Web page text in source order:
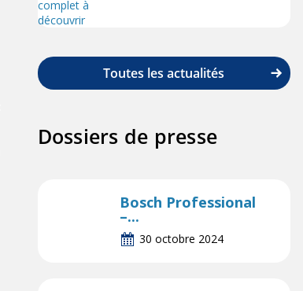
Toutes les actualités
Dossiers de presse
Bosch Professional
–...
30 octobre 2024